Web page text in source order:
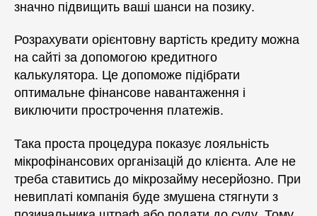
значно підвищить ваші шанси на позику.
Розрахувати орієнтовну вартість кредиту можна
на сайті за допомогою кредитного
калькулятора. Це допоможе підібрати
оптимальне фінансове навантаження і
виключити прострочення платежів.
Така проста процедура показує лояльність
мікрофінансових організацій до клієнта. Але не
треба ставитись до мікрозайму несерйозно. При
невиплаті компанія буде змушена стягнути з